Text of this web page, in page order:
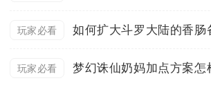
玩家必看 如何扩大斗罗大陆的香肠
玩家必看